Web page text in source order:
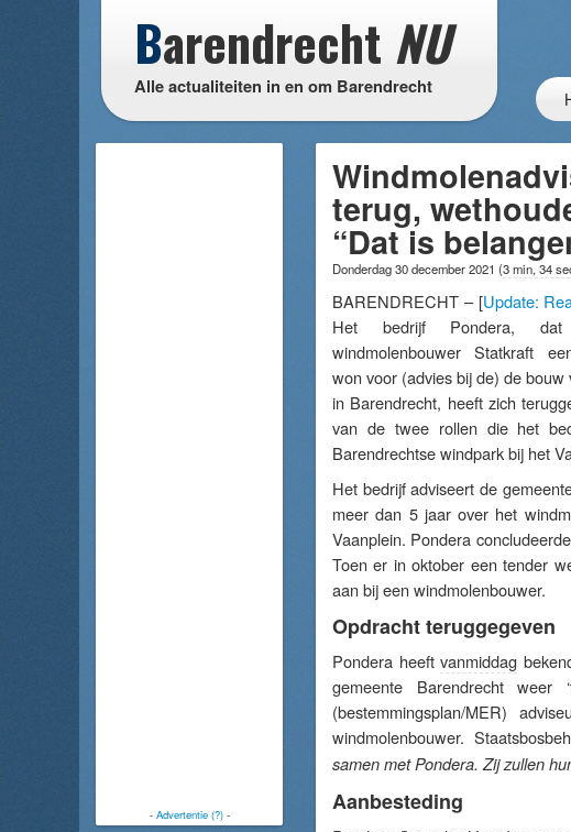
Barendrecht NU
Alle actualiteiten in en om Barendrecht
- Advertentie (?)-
terug,
“Dat is
Donderdag 30 december 2021 (3 min, 34
BARENDRECHT – [Update:
Het bedrijf Pondera,
windmolenbouwer Statkraft
won voor (advies bij de) de bouw
in Barendrecht, heeft zich
van de twee rollen die het
Barendrechtse windpark bij het
Het bedrijf adviseert de
meer dan 5 jaar over het
Vaanplein. Pondera
Toen er in oktober een tender
aan bij een windmolenbouwer.
Opdracht teruggegeven
Pondera heeft vanmiddag
gemeente Barendrecht
(bestemmingsplan/MER)
windmolenbouwer.
samen met Pondera. Zij zullen
Aanbesteding